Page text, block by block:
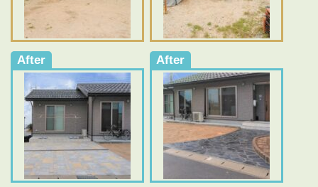
After After